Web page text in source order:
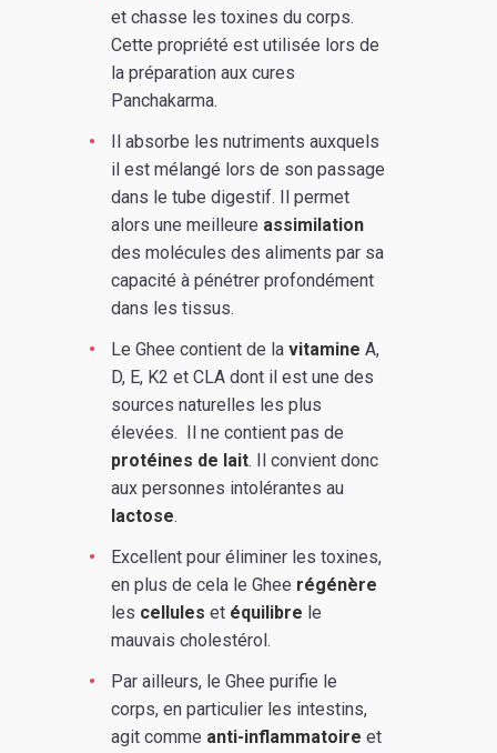
et chasse les toxines du corps.
Cette propriété est utilisée lors de
la préparation aux cures
Panchakarma.
Il absorbe les nutriments auxquels
il est mélangé lors de son passage
dans le tube digestif. Il permet
alors une meilleure assimilation
des molécules des aliments par sa
capacité à pénétrer profondément
dans les tissus.
Le Ghee contient de la vitamine A,
D, E, K2 et CLA dont il est une des
sources naturelles les plus
élevées. Il ne contient pas de
protéines de lait. Il convient donc
aux personnes intolérantes au
lactose.
Excellent pour éliminer les toxines,
en plus de cela le Ghee régénère
les cellules et équilibre le
mauvais cholestérol.
Par ailleurs, le Ghee purifie le
corps, en particulier les intestins,
agit comme anti-inflammatoire et